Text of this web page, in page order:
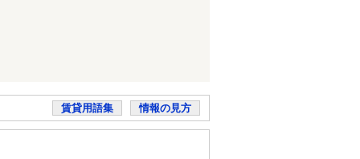
賃貸用語集 情報の見方